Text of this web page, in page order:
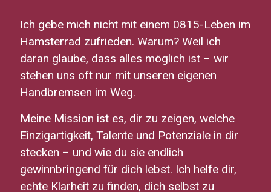
Ich gebe mich nicht mit einem 0815-Leben im
Hamsterrad zufrieden. Warum? Weil ich
daran glaube, dass alles möglich ist – wir
stehen uns oft nur mit unseren eigenen
Handbremsen im Weg.
Meine Mission ist es, dir zu zeigen, welche
Einzigartigkeit, Talente und Potenziale in dir
stecken – und wie du sie endlich
gewinnbringend für dich lebst. Ich helfe dir,
echte Klarheit zu finden, dich selbst zu